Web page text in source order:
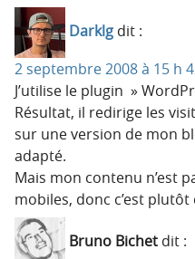
Darklg dit :
2 septembre 2008 à 15 h
J’utilise le plugin »
Résultat, il redirige les
sur une version de mon
adapté.
Mais mon contenu n’est
mobiles, donc c’est
Bruno Bichet dit :